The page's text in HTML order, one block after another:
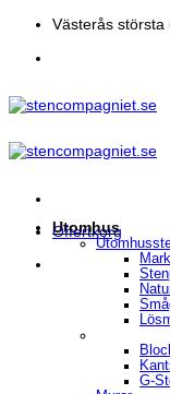
Skip
content
Västerås största
Offertkorg
Utomhus
G-